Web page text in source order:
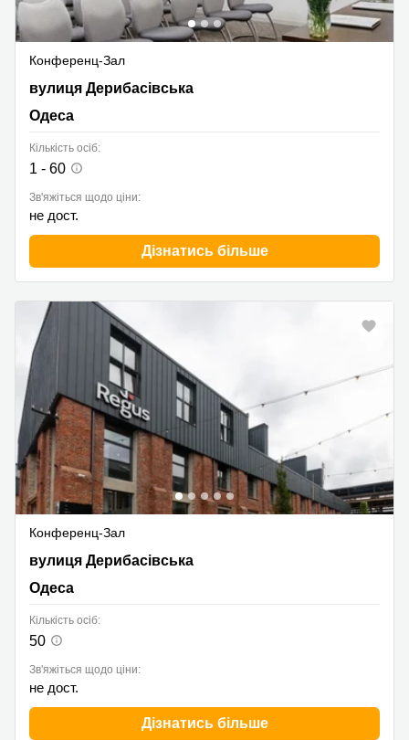
Конференц-Зал
5 Deribasovskaya Street, Одеса
вулиця Дерибасівська
Одеса
Кількість осіб:
1 - 60
Зв'яжіться щодо ціни:
не дост.
Дізнатись більше
Конференц-Зал
вулиця Дерибасівська, 5, Одеса
вулиця Дерибасівська
Одеса
Кількість осіб:
50
Зв'яжіться щодо ціни:
не дост.
Дізнатись більше